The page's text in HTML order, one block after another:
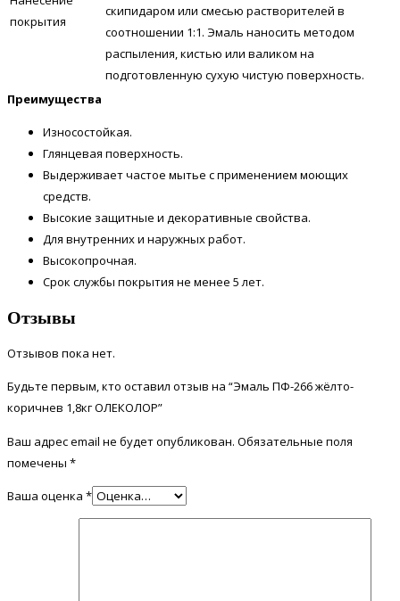
покрытия
скипидаром или смесью растворителей в
соотношении 1:1. Эмаль наносить методом
распыления, кистью или валиком на
подготовленную сухую чистую поверхность.
Преимущества
Износостойкая.
Глянцевая поверхность.
Выдерживает частое мытье с применением моющих
средств.
Высокие защитные и декоративные свойства.
Для внутренних и наружных работ.
Высокопрочная.
Срок службы покрытия не менее 5 лет.
Отзывы
Отзывов пока нет.
Будьте первым, кто оставил отзыв на “Эмаль ПФ-266 жёлто-
коричнев 1,8кг ОЛЕКОЛОР”
Ваш адрес email не будет опубликован. Обязательные поля
помечены *
Ваша оценка *